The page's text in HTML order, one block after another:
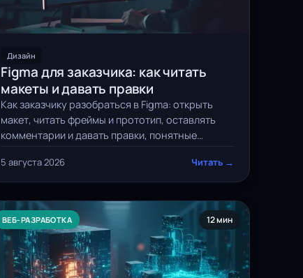
Дизайн
Figma для заказчика: как читать
макеты и давать правки
Как заказчику разобраться в Figma: открыть
макет, читать фреймы и прототип, оставлять
комментарии и давать правки, понятные
дизайнеру с первого раза.
5 августа 2026 Читать →
ВЕБ-РАЗРАБОТКА 12 мин